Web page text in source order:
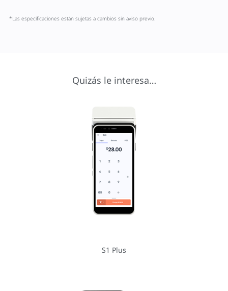
*Las especificaciones están sujetas a cambios sin aviso previo.
Quizás le interesa…
S1 Plus